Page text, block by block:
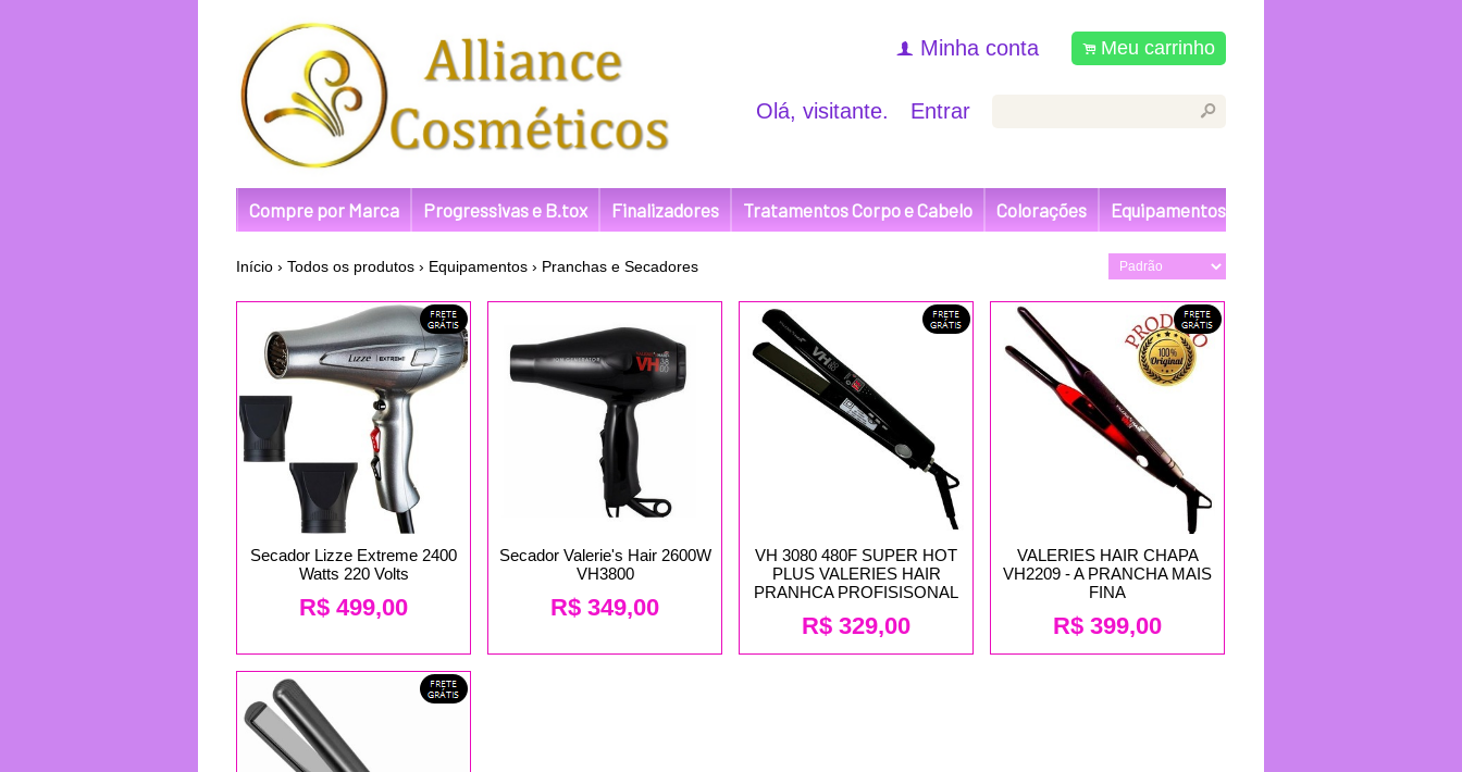
f Minha conta . Meu carrinho
Olá, visitante. Entrar s
Compre por Marca Progressivas e B.tox Finalizadores Tratamentos Corpo e Cabelo Colorações Equipamentos
Início › Todos os produtos › Equipamentos › Pranchas e Secadores
Secador Lizze Extreme 2400
Watts 220 Volts
R$ 499,00
Secador Valerie's Hair 2600W
VH3800
R$ 349,00
VH 3080 480F SUPER HOT
PLUS VALERIES HAIR
PRANHCA PROFISISONAL
R$ 329,00
VALERIES HAIR CHAPA
VH2209 - A PRANCHA MAIS
FINA
R$ 399,00